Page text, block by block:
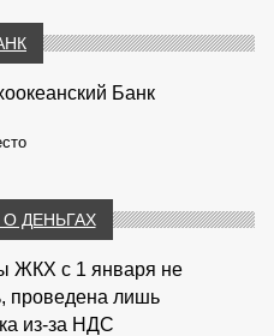
Банк
ДЕНЬГАХ
ЖКХ с 1 января не
проведена лишь
из‑за НДС